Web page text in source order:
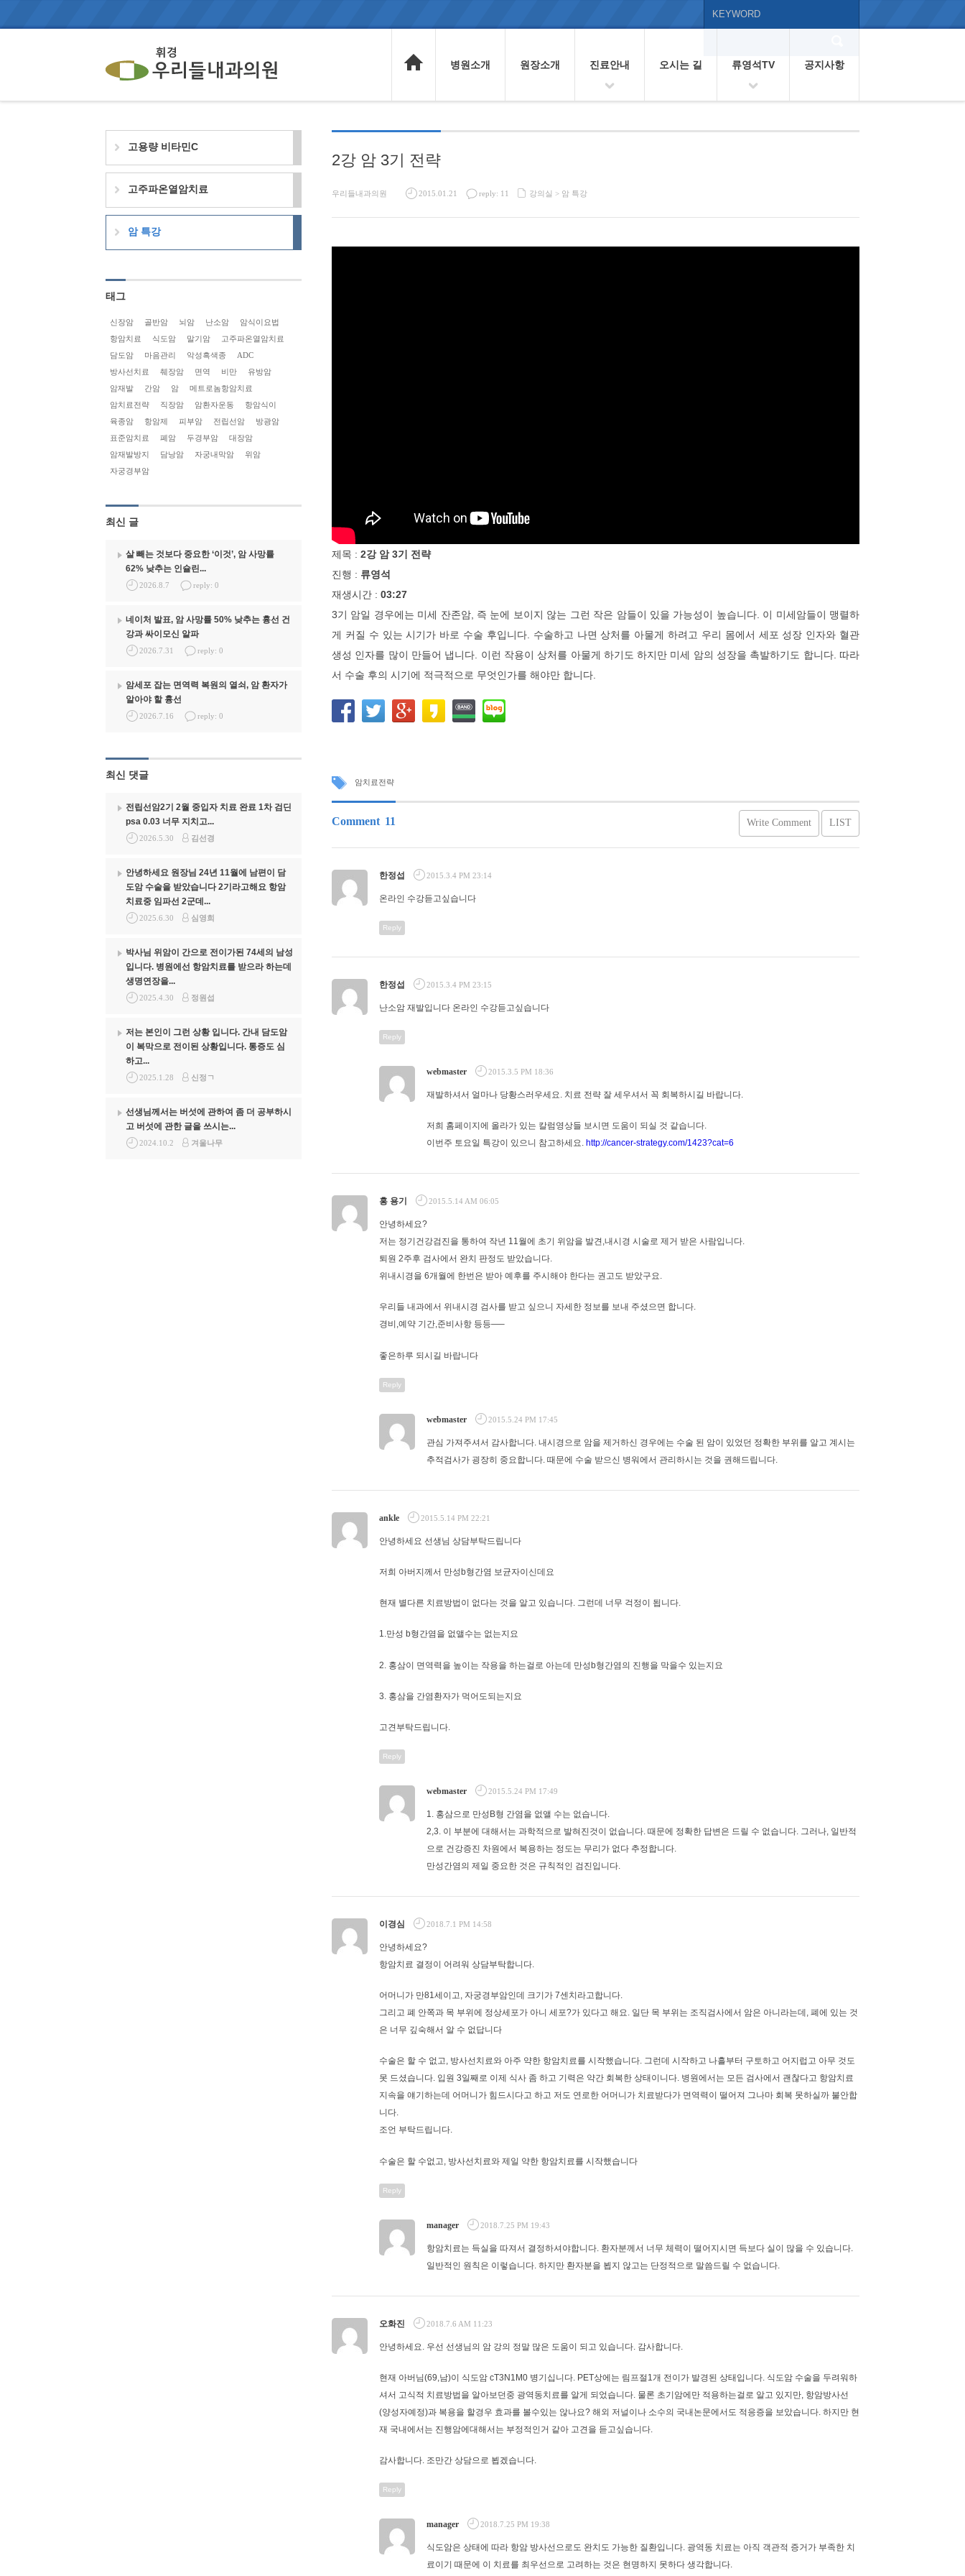
병원소개 원장소개 진료안내 오시는 길 류영석TV 공지사항
2강 암 3기 전략
우리들내과의원 2015.01.21 reply: 11 강의실 > 암 특강
제목 : 2강 암 3기 전략
진행 : 류영석
재생시간 : 03:27
3기 암일 경우에는 미세 잔존암, 즉 눈에 보이지 않는 그런 작은 암들이 있을 가능성이 높습니다. 이 미세암들이 맹렬하
게 커질 수 있는 시기가 바로 수술 후입니다. 수술하고 나면 상처를 아물게 하려고 우리 몸에서 세포 성장 인자와 혈관
생성 인자를 많이 만들어 냅니다. 이런 작용이 상처를 아물게 하기도 하지만 미세 암의 성장을 촉발하기도 합니다. 따라
서 수술 후의 시기에 적극적으로 무엇인가를 해야만 합니다.
암치료전략
Comment 11 Write Comment LIST
한정섭 2015.3.4 PM 23:14
온라인 수강듣고싶습니다
Reply
한정섭 2015.3.4 PM 23:15
난소암 재발입니다 온라인 수강듣고싶습니다
Reply
webmaster 2015.3.5 PM 18:36
재발하셔서 얼마나 당황스러우세요. 치료 전략 잘 세우셔서 꼭 회복하시길 바랍니다.
저희 홈페이지에 올라가 있는 칼럼영상들 보시면 도움이 되실 것 같습니다.
이번주 토요일 특강이 있으니 참고하세요. http://cancer-strategy.com/1423?cat=6
홍 용기 2015.5.14 AM 06:05
안녕하세요?
저는 정기건강검진을 통하여 작년 11월에 초기 위암을 발견,내시경 시술로 제거 받은 사람입니다.
퇴원 2주후 검사에서 완치 판정도 받았습니다.
위내시경을 6개월에 한번은 받아 예후를 주시해야 한다는 권고도 받았구요.
우리들 내과에서 위내시경 검사를 받고 싶으니 자세한 정보를 보내 주셨으면 합니다.
경비,예약 기간,준비사항 등등—–
좋은하루 되시길 바랍니다
Reply
webmaster 2015.5.24 PM 17:45
관심 가져주셔서 감사합니다. 내시경으로 암을 제거하신 경우에는 수술 된 암이 있었던 정확한 부위를 알고 계시는
추적검사가 굉장히 중요합니다. 때문에 수술 받으신 병워에서 관리하시는 것을 권해드립니다.
ankle 2015.5.14 PM 22:21
안녕하세요 선생님 상담부탁드립니다
저희 아버지께서 만성b형간염 보균자이신데요
현재 별다른 치료방법이 없다는 것을 알고 있습니다. 그런데 너무 걱정이 됩니다.
1.만성 b형간염을 없앨수는 없는지요
2. 홍삼이 면역력을 높이는 작용을 하는걸로 아는데 만성b형간염의 진행을 막을수 있는지요
3. 홍삼을 간염환자가 먹어도되는지요
고견부탁드립니다.
Reply
webmaster 2015.5.24 PM 17:49
1. 홍삼으로 만성B형 간염을 없앨 수는 없습니다.
2,3. 이 부분에 대해서는 과학적으로 발혀진것이 없습니다. 때문에 정확한 답변은 드릴 수 없습니다. 그러나, 일반적
으로 건강증진 차원에서 복용하는 정도는 무리가 없다 추정합니다.
만성간염의 제일 중요한 것은 규칙적인 검진입니다.
이경심 2018.7.1 PM 14:58
안녕하세요?
항암치료 결정이 어려워 상담부탁합니다.
어머니가 만81세이고, 자궁경부암인데 크기가 7센치라고합니다.
그리고 폐 안쪽과 목 부위에 정상세포가 아니 세포?가 있다고 해요. 일단 목 부위는 조직검사에서 암은 아니라는데, 폐에 있는 것
은 너무 깊숙해서 알 수 없답니다
수술은 할 수 없고, 방사선치료와 아주 약한 항암치료를 시작했습니다. 그런데 시작하고 나흘부터 구토하고 어지럽고 아무 것도
못 드셨습니다. 입원 3일째로 이제 식사 좀 하고 기력은 약간 회복한 상태이니다. 병원에서는 모든 검사에서 괜찮다고 항암치료
지속을 얘기하는데 어머니가 힘드시다고 하고 저도 연로한 어머니가 치료받다가 면역력이 떨어져 그나마 회복 못하실까 불안합
니다.
조언 부탁드립니다.
수술은 할 수없고, 방사선치료와 제일 약한 항암치료를 시작했습니다
Reply
manager 2018.7.25 PM 19:43
항암치료는 득실을 따져서 결정하셔야합니다. 환자분께서 너무 체력이 떨어지시면 득보다 실이 많을 수 있습니다.
일반적인 원칙은 이렇습니다. 하지만 환자분을 뵙지 않고는 단정적으로 말씀드릴 수 없습니다.
오화진 2018.7.6 AM 11:23
안녕하세요. 우선 선생님의 암 강의 정말 많은 도움이 되고 있습니다. 감사합니다.
현재 아버님(69,남)이 식도암 cT3N1M0 병기십니다. PET상에는 림프절1개 전이가 발경된 상태입니다. 식도암 수술을 두려워하
셔서 고식적 치료방법을 알아보던중 광역동치료를 알게 되었습니다. 물론 초기암에만 적용하는걸로 알고 있지만, 항암방사선
(양성자예정)과 복용을 할경우 효과를 볼수있는 않나요? 해외 저널이나 소수의 국내논문에서도 적응증을 보았습니다. 하지만 현
재 국내에서는 진행암에대해서는 부정적인거 같아 고견을 듣고싶습니다.
감사합니다. 조만간 상담으로 뵙겠습니다.
Reply
manager 2018.7.25 PM 19:38
식도암은 상태에 따라 항암 방사선으로도 완치도 가능한 질환입니다. 광역동 치료는 아직 객관적 증거가 부족한 치
료이기 때문에 이 치료를 최우선으로 고려하는 것은 현명하지 못하다 생각합니다.
고용량 비타민C
고주파온열암치료
암 특강
태그
신장암 골반암 뇌암 난소암
암식이요법
항암치료
식도암 말기암
고주파온열암치료
담도암
마음관리 악성흑색종
ADC
방사선치료
췌장암 면역 비만
유방암
암재발
간암 암
메트로놈항암치료
암치료전략
직장암 암환자운동
항암식이
육종암
항암제 피부암 전립선암
방광암
표준암치료
폐암 두경부암
대장암
암재발방지
담낭암 자궁내막암
위암
자궁경부암
최신 글
살 빼는 것보다 중요한 ‘이것’, 암 사망률
62% 낮추는 인슐린...
2026.8.7 reply: 0
네이처 발표, 암 사망률 50% 낮추는 흉선 건
강과 싸이모신 알파
2026.7.31 reply: 0
암세포 잡는 면역력 복원의 열쇠, 암 환자가
알아야 할 흉선
2026.7.16 reply: 0
최신 댓글
전립선암2기 2월 중입자 치료 완료 1차 검딘
psa 0.03 너무 지치고...
2026.5.30 김선경
안녕하세요 원장님 24년 11월에 남편이 담
도암 수술을 받았습니다 2기라고해요 항암
치료중 임파선 2군데...
2025.6.30 심영희
박사님 위암이 간으로 전이가된 74세의 남성
입니다. 병원에선 항암치료를 받으라 하는데
생명연장을...
2025.4.30 정원섭
저는 본인이 그런 상황 입니다. 간내 담도암
이 복막으로 전이된 상황입니다. 통증도 심
하고...
2025.1.28 신정ㄱ
선생님께서는 버섯에 관하여 좀 더 공부하시
고 버섯에 관한 글을 쓰시는...
2024.10.2 겨울나무